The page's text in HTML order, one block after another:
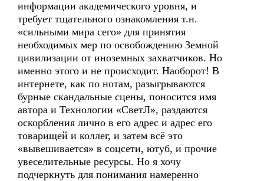
информации академического уровня, и
требует тщательного ознакомления т.н.
«сильными мира сего» для принятия
необходимых мер по освобождению Земной
цивилизации от иноземных захватчиков. Но
именно этого и не происходит. Наоборот! В
интернете, как по нотам, разыгрываются
бурные скандальные сцены, поносится имя
автора и Технологии «СветЛ», раздаются
оскорбления лично в его адрес и адрес его
товарищей и коллег, и затем всё это
«вывешивается» в соцсети, ютуб, и прочие
увеселительные ресурсы. Но я хочу
подчеркнуть для понимания намеренно